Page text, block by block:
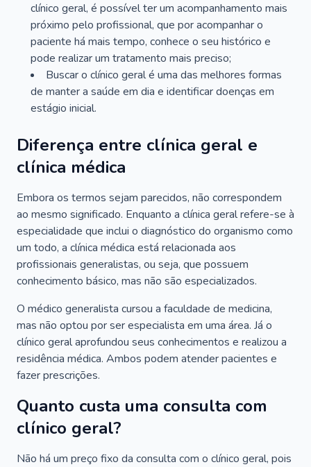
clínico geral, é possível ter um acompanhamento mais
próximo pelo profissional, que por acompanhar o
paciente há mais tempo, conhece o seu histórico e
pode realizar um tratamento mais preciso;
Buscar o clínico geral é uma das melhores formas
de manter a saúde em dia e identificar doenças em
estágio inicial.
Diferença entre clínica geral e
clínica médica
Embora os termos sejam parecidos, não correspondem
ao mesmo significado. Enquanto a clínica geral refere-se à
especialidade que inclui o diagnóstico do organismo como
um todo, a clínica médica está relacionada aos
profissionais generalistas, ou seja, que possuem
conhecimento básico, mas não são especializados.
O médico generalista cursou a faculdade de medicina,
mas não optou por ser especialista em uma área. Já o
clínico geral aprofundou seus conhecimentos e realizou a
residência médica. Ambos podem atender pacientes e
fazer prescrições.
Quanto custa uma consulta com
clínico geral?
Não há um preço fixo da consulta com o clínico geral, pois